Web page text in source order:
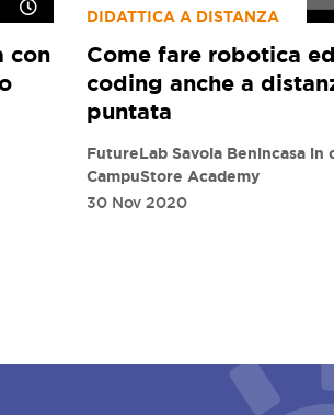
con
DIDATTICA A DISTANZA
Come fare robotica
coding anche a
puntata
FutureLab Savoia Benincasa in
CampuStore Academy
30 Nov 2020